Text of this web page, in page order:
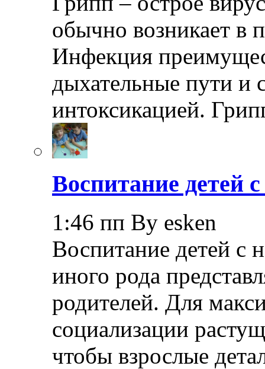
обычно возникает в
Инфекция
дыхательные пути и
интоксикацией.
Воспитание детей
1:46 пп By esken
Воспитание детей с
иного рода
родителей. Для
социализации
чтобы взрослые